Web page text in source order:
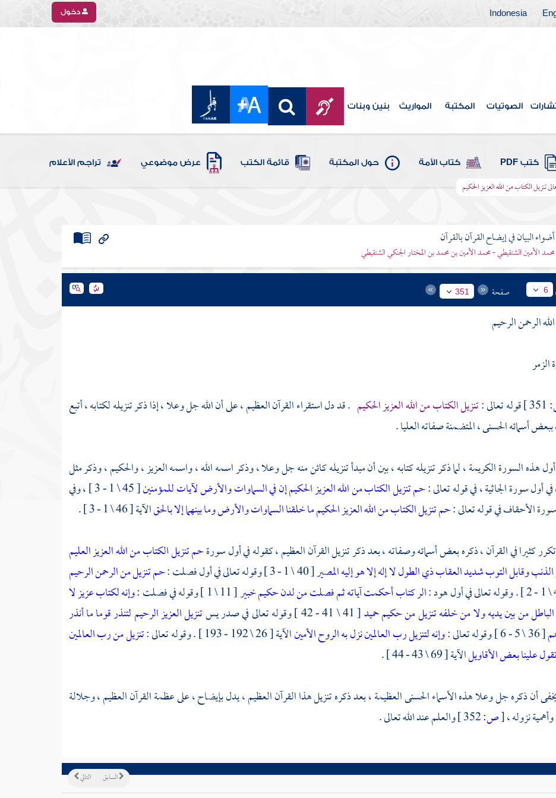
Indonesia دخول
الصوتيات المكتبة المواريث بنين وبنات
كتب PDF كتاب الأمة حول المكتبة قائمة الكتب عرض موضوعي تراجم الأعلام
تنزيل الكتاب من الله العزيز الحكيم
أضواء البيان في إيضاح القرآن بالقرآن
محمد الأمين الشنقيطي - محمد الأمين بن محمد بن المختار الجنكي الشنقيطي
6 صفحة 351
الرحمن الرحيم
قوله تعالى :تنزيل الكتاب من الله العزيز الحكيم . قد دل استقراء القرآن العظيم ، على أن الله جل وعلا ، إذا ذكر تنزيله لكتابه ، أتبع
أسمائه الحسنى ، المتضمنة صفاته العليا .
هذه السورة الكريمة ، لما ذكر تنزيله كتابه ، بين أن مبدأ تنزيله كائن منه جل وعلا ، وذكر اسمه الله ، واسمه العزيز ، والحكيم ، وذكر مثل
أول سورة الجاثية ، في قوله تعالى :حمتنزيل الكتاب من الله العزيز الحكيمإن في السماوات والأرض لآيات للمؤمنين
[ 45 \ 1 - 3 ] ، وفي
الأحقاف في قوله تعالى :حمتنزيل الكتاب من الله العزيز الحكيمما خلقنا السماوات والأرض وما بينهما إلا بالحقالآية [ 46 \ 1 - 3 ] .
كثيرا في القرآن ، ذكره بعض أسمائه وصفاته ، بعد ذكر تنزيل القرآن العظيم ، كقوله في أول سورةحمتنزيل الكتاب من الله العزيز العليم
وقابل التوب شديد العقاب ذي الطول لا إله إلا هو إليه المصير[ 40 \ 1 - 3 ] وقوله تعالى في أول فصلت : حمتنزيل من الرحمن الرحيم
الر كتاب أحكمت آياته ثم فصلت من لدن حكيم خبير[ 11 \ 1 ] وقوله في فصلت : وإنه لكتاب عزيزلا
الباطل من بين يديه ولا من خلفه تنزيل من حكيم حميد[ 41 \ 41 - 42 ] وقوله تعالى في صدر يس تنزيل العزيز الرحيملتنذر قوما ما أنذر
[ 36 \ 5 - 6 ] وقوله تعالى : وإنه لتنزيل رب العالميننزل به الروح الأمينالآية [ 26 \ 192 - 193 ] . وقوله تعالى :
تنزيل من رب العالمين
علينا بعض الأقاويلالآية [ 69 \ 43 - 44 ] .
أن ذكره جل وعلا هذه الأسماء الحسنى العظيمة ، بعد ذكره تنزيل هذا القرآن العظيم ، يدل بإيضاح ، على عظمة القرآن العظيم ، وجلالة
نزوله ،[ص: والعلم عند الله تعالى .
التالي السابق